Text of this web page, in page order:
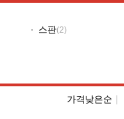
스판(2)
가격낮은순